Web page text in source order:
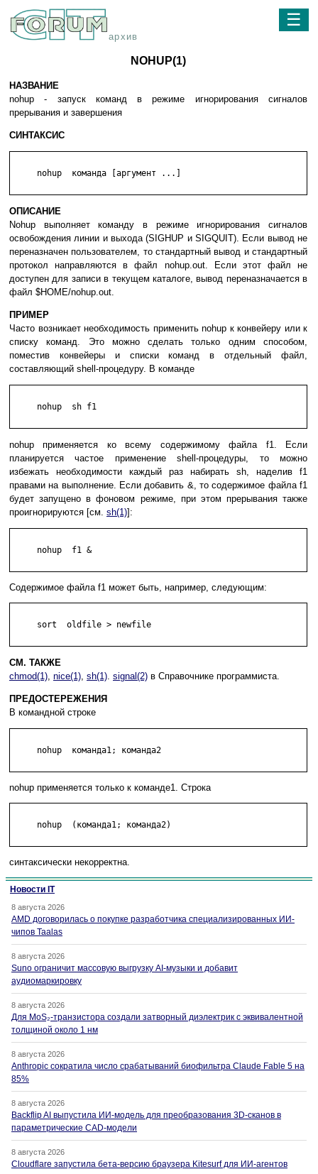
архив
☰
NOHUP(1)
НАЗВАНИЕ
nohup - запуск команд в режиме игнорирования сигналов
прерывания и завершения
СИНТАКСИС
     nohup  команда [аргумент ...]
ОПИСАНИЕ
Nohup выполняет команду в режиме игнорирования сигналов
освобождения линии и выхода (SIGHUP и SIGQUIT). Если вывод не
переназначен пользователем, то стандартный вывод и стандартный
протокол направляются в файл nohup.out. Если этот файл не
доступен для записи в текущем каталоге, вывод переназначается в
файл $HOME/nohup.out.
ПРИМЕР
Часто возникает необходимость применить nohup к конвейеру или к
списку команд. Это можно сделать только одним способом,
поместив конвейеры и списки команд в отдельный файл,
составляющий shell-процедуру. В команде
     nohup  sh f1
nohup применяется ко всему содержимому файла f1. Если
планируется частое применение shell-процедуры, то можно
избежать необходимости каждый раз набирать sh, наделив f1
правами на выполнение. Если добавить &, то содержимое файла f1
будет запущено в фоновом режиме, при этом прерывания также
проигнорируются [см. sh(1)]:
     nohup  f1 &
Содержимое файла f1 может быть, например, следующим:
     sort  oldfile > newfile
СМ. ТАКЖЕ
chmod(1), nice(1), sh(1). signal(2) в Справочнике программиста.
ПРЕДОСТЕРЕЖЕНИЯ
В командной строке
     nohup  команда1; команда2
nohup применяется только к команде1. Строка
     nohup  (команда1; команда2)
синтаксически некорректна.
Новости IT
8 августа 2026
AMD договорилась о покупке разработчика специализированных ИИ-
чипов Taalas
8 августа 2026
Suno ограничит массовую выгрузку AI-музыки и добавит
аудиомаркировку
8 августа 2026
Для MoS₂-транзистора создали затворный диэлектрик с эквивалентной
толщиной около 1 нм
8 августа 2026
Anthropic сократила число срабатываний биофильтра Claude Fable 5 на
85%
8 августа 2026
Backflip AI выпустила ИИ-модель для преобразования 3D-сканов в
параметрические CAD-модели
8 августа 2026
Cloudflare запустила бета-версию браузера Kitesurf для ИИ-агентов